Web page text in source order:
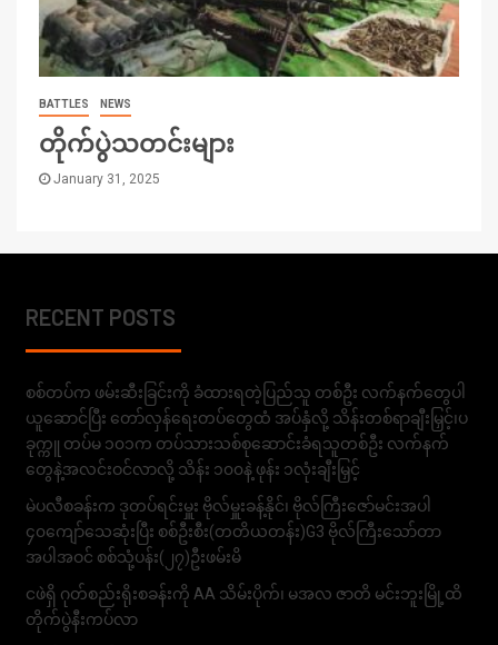
BATTLES NEWS
တိုက်ပွဲသတင်းများ
January 31, 2025
RECENT POSTS
စစ်တပ်က ဖမ်းဆီးခြင်းကို ခံထားရတဲ့ပြည်သူ တစ်ဦး လက်နက်တွေပါ
ယူဆောင်ပြီး တော်လှန်ရေးတပ်တွေထံ အပ်နှံလို့ သိန်းတစ်ရာချီးမြှင့်၊ပ
ခုက္ကူ တပ်မ ၁၀၁က တပ်သားသစ်စုဆောင်းခံရသူတစ်ဦး လက်နက်
တွေနဲ့အလင်းဝင်လာလို့ သိန်း ၁၀၀နဲ့ ဖုန်း ၁လုံးချီးမြှင့်
မဲပလီစခန်းက ဒုတပ်ရင်းမှူး ဗိုလ်မှူးခန့်နိုင်၊ ဗိုလ်ကြီးဇော်မင်းအပါ
၄၀ကျော်သေဆုံးပြီး စစ်ဦးစီး(တတိယတန်း)G3 ဗိုလ်ကြီးသော်တာ
အပါအဝင် စစ်သုံ့ပန်း(၂၇)ဦးဖမ်းမိ
ငဖဲရှိ ဂုတ်စည်းရိုးစခန်းကို AA သိမ်းပိုက်၊ မအလ ဇာတိ မင်းဘူးမြို့ထိ
တိုက်ပွဲနီးကပ်လာ